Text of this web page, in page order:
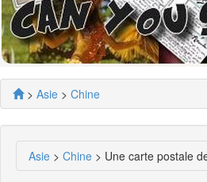
> Asie > Chine
Asie > Chine > Une carte postale